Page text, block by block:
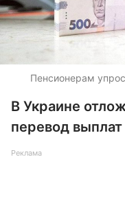
Пенсионерам
В Украине
перевод
Реклама